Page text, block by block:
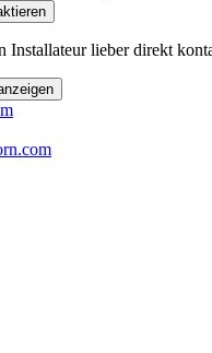
Installateur lieber direkt